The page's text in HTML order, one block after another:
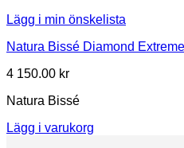
Lägg i min önskelista
Natura Bissé Diamond
4 150.00 kr
Natura Bissé
Lägg i varukorg